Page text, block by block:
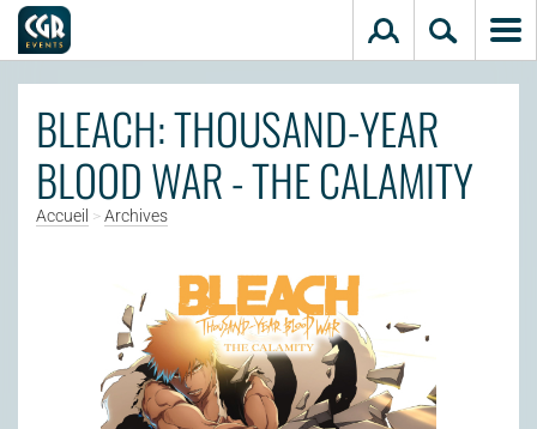
BLEACH: THOUSAND-YEAR
BLOOD WAR - THE CALAMITY
Accueil >Archives